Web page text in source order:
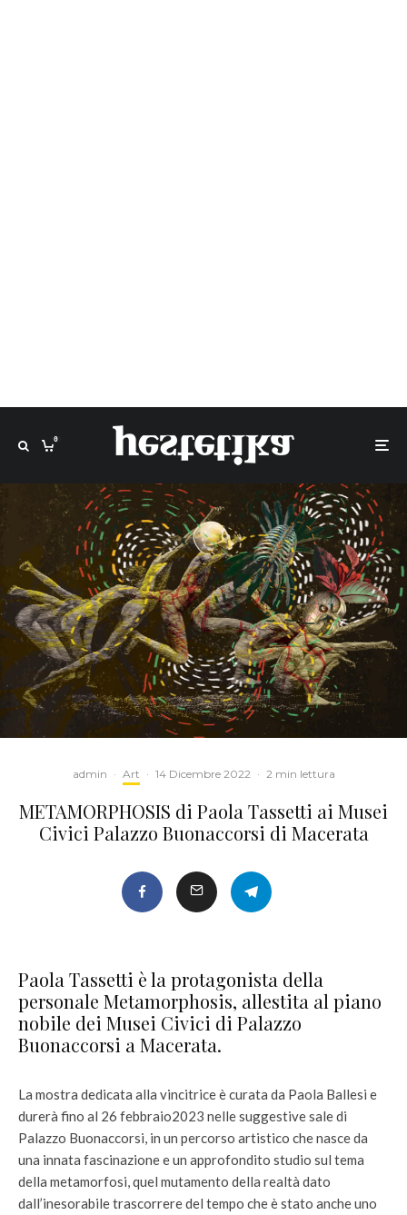
0
admin · Art · 14 Dicembre 2022 · 2 min lettura
METAMORPHOSIS di Paola Tassetti ai Musei
Civici Palazzo Buonaccorsi di Macerata
Paola Tassetti è la protagonista della
personale Metamorphosis, allestita al piano
nobile dei Musei Civici di Palazzo
Buonaccorsi a Macerata.
La mostra dedicata alla vincitrice è curata da Paola Ballesi e
durerà fino al 26 febbraio2023 nelle suggestive sale di
Palazzo Buonaccorsi, in un percorso artistico che nasce da
una innata fascinazione e un approfondito studio sul tema
della metamorfosi, quel mutamento della realtà dato
dall’inesorabile trascorrere del tempo che è stato anche uno